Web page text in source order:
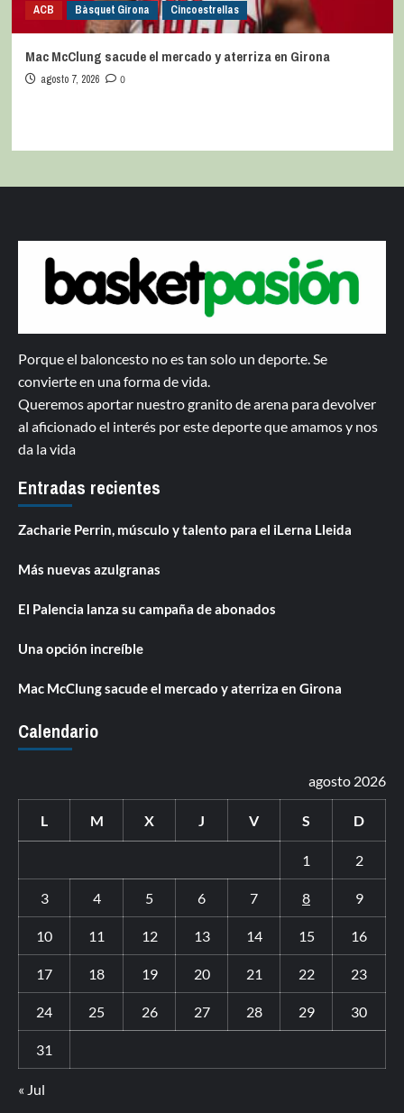
ACB Bàsquet Girona Cincoestrellas
Mac McClung sacude el mercado y aterriza en Girona
agosto 7, 2026 0
Porque el baloncesto no es tan solo un deporte. Se
convierte en una forma de vida.
Queremos aportar nuestro granito de arena para devolver
al aficionado el interés por este deporte que amamos y nos
da la vida
Entradas recientes
Zacharie Perrin, músculo y talento para el iLerna Lleida
Más nuevas azulgranas
El Palencia lanza su campaña de abonados
Una opción increíble
Mac McClung sacude el mercado y aterriza en Girona
Calendario
agosto 2026
L M X J V S D
1 2
3 4 5 6 7 8 9
10 11 12 13 14 15 16
17 18 19 20 21 22 23
24 25 26 27 28 29 30
31
« Jul